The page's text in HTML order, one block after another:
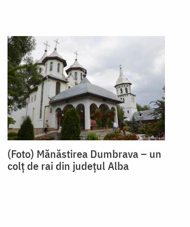
(Foto) Mănăstirea Dumbrava – un
colț de rai din județul Alba